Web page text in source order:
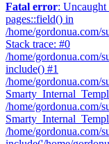
Fatal error:
pages::field() in
/home/gordonua.com/
Stack trace: #0
/home/gordonua.com/
include() #1
/home/gordonua.com/
/home/gordonua.com/
/home/gordonua.com/